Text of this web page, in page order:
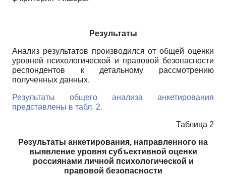
Результаты
Анализ результатов производился от общей оценки
уровней психологической и правовой безопасности
респондентов к детальному рассмотрению
полученных данных.
Результаты общего анализа анкетирования
представлены в табл. 2.
Таблица 2
Результаты анкетирования, направленного на
выявление уровня субъективной оценки
россиянами личной психологической и
правовой безопасности